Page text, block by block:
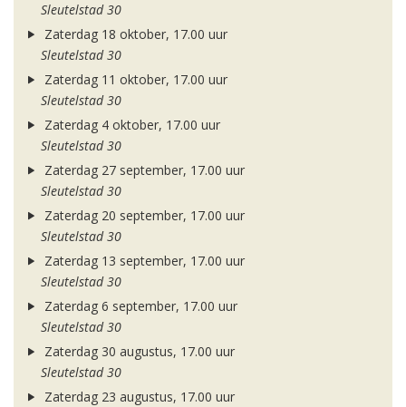
Sleutelstad 30
Zaterdag 18 oktober, 17.00 uur
Sleutelstad 30
Zaterdag 11 oktober, 17.00 uur
Sleutelstad 30
Zaterdag 4 oktober, 17.00 uur
Sleutelstad 30
Zaterdag 27 september, 17.00 uur
Sleutelstad 30
Zaterdag 20 september, 17.00 uur
Sleutelstad 30
Zaterdag 13 september, 17.00 uur
Sleutelstad 30
Zaterdag 6 september, 17.00 uur
Sleutelstad 30
Zaterdag 30 augustus, 17.00 uur
Sleutelstad 30
Zaterdag 23 augustus, 17.00 uur